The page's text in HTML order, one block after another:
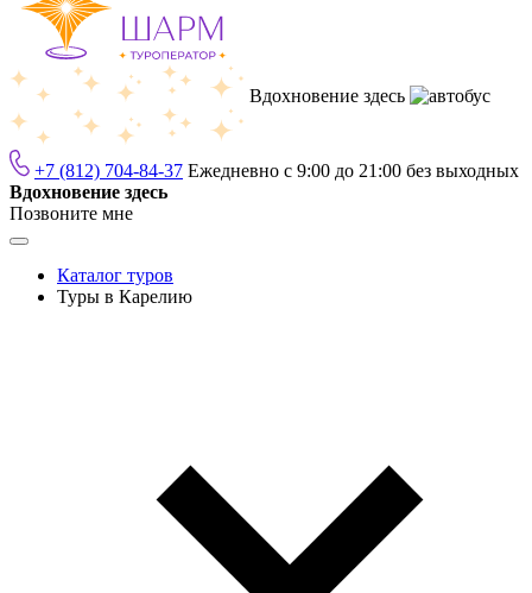
Вдохновение здесь
+7 (812) 704-84-37 Ежедневно с 9:00 до 21:00 без выходных
Вдохновение здесь
Позвоните мне
Каталог туров
Туры в Карелию